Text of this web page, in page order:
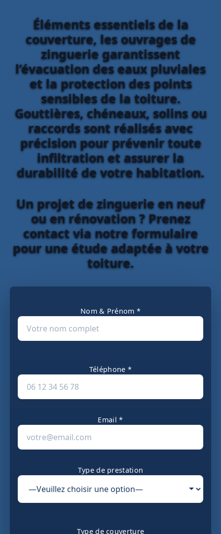
Éléments essentiels de la
couverture, les ouvrages de
zinguerie garantissent
l’évacuation des eaux pluviales
et la protection des points
sensibles de la toiture.
Gouttières, chéneaux, solins ou
raccords sont réalisés avec
précision pour prévenir toute
infiltration et assurer la
durabilité de votre habitation.
Un projet de zinguerie en neuf
ou en rénovation ? Prenez
contact via notre formulaire
pour une étude adaptée à votre
toiture.
Nom & Prénom *
Téléphone *
Email *
Type de prestation
Type de couverture